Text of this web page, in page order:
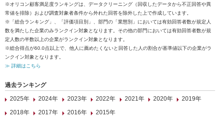
※オリコン顧客満足度ランキングは、データクリーニング（回収したデータから不正回答や異
常値を排除）および調査対象者条件から外れた回答を除外した上で作成しています。
※「総合ランキング」、「評価項目別」、部門の「業態別」においては有効回答者数が規定人
数を満たした企業のみランクイン対象となります。その他の部門においては有効回答者数が規
定人数の半数以上の企業がランクイン対象となります。
※総合得点が60.0点以上で、他人に薦めたくないと回答した人の割合が基準値以下の企業がラ
ンクイン対象となります。
≫ 詳細はこちら
過去ランキング
2025年
2024年 2023年 2022年 2021年 2020年
2019年
2018年
2017年 2016年 2015年